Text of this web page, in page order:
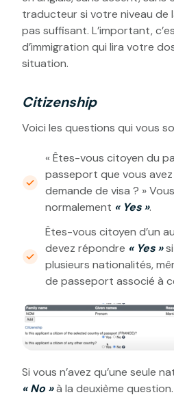
traducteur si votre niveau de
pas suffisant. L’important,
d’immigration qui lira votre
situation.
Citizenship
Voici les questions qui vous
« Êtes-vous citoyen du
passeport que vous
demande de visa ? »
normalement « Yes ».
Êtes-vous citoyen d’un
devez répondre « Yes »si
plusieurs nationalités,
de passeport associé à
Si vous n’avez qu’une seule
« No »à la deuxième question.